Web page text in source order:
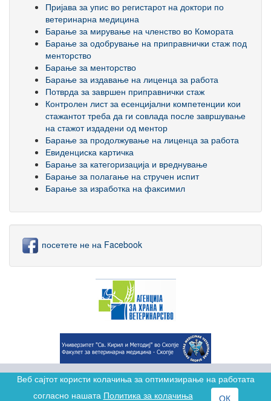
Пријава за упис во регистарот на доктори по
ветеринарна медицина
Барање за мирување на членство во Комората
Барање за одобрување на приправнички стаж под
менторство
Барање за менторство
Барање за издавање на лиценца за работа
Потврда за завршен приправнички стаж
Контролен лист за есенцијални компетенции кои
стажантот треба да ги совлада после завршување
на стажот издадени од ментор
Барање за продолжување на лиценца за работа
Евиденциска картичка
Барање за категоризација и вреднување
Барање за полагање на стручен испит
Барање за изработка на факсимил
посетете не на Facebook
Веб сајтот користи колачиња за оптимизирање на работата
согласно нашата Политика за колачиња ОК